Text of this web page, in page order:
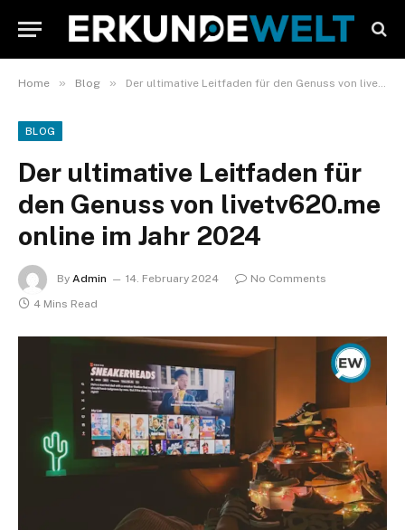
Home » Blog » Der ultimative Leitfaden für den Genuss von livetv620.me online im Jahr 2024
BLOG
Der ultimative Leitfaden für
den Genuss von livetv620.me
online im Jahr 2024
By Admin 14. February 2024
No Comments
4 Mins Read